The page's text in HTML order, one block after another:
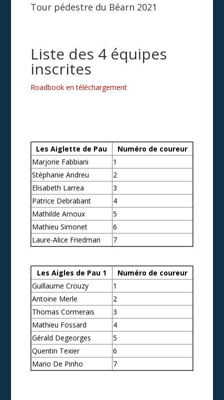
Tour pédestre du Béarn 2021
Liste des 4 équipes
inscrites
Roadbook en téléchargement
Les Aiglette de Pau
Numéro de coureur
Marjorie Fabbiani
1
Stéphanie Andreu
2
Elisabeth Larrea
3
Patrice Debrabant
4
Mathilde Arnoux
5
Mathieu Simonet
6
Laure-Alice Friedman
7
Les Aigles de Pau 1
Numéro de coureur
Guillaume Crouzy
1
Antoine Merle
2
Thomas Cormerais
3
Mathieu Fossard
4
Gérald Degeorges
5
Quentin Texier
6
Mario De Pinho
7